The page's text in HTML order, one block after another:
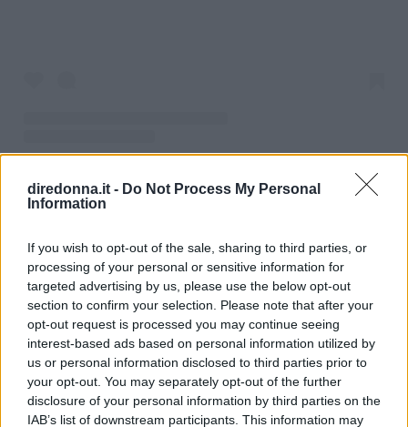
diredonna.it - Do Not Process My Personal
Information
If you wish to opt-out of the sale, sharing to third parties, or
processing of your personal or sensitive information for
targeted advertising by us, please use the below opt-out
section to confirm your selection. Please note that after your
opt-out request is processed you may continue seeing
interest-based ads based on personal information utilized by
us or personal information disclosed to third parties prior to
your opt-out. You may separately opt-out of the further
disclosure of your personal information by third parties on the
IAB’s list of downstream participants. This information may
Un post condiviso da Giorgio Armani (@giorgioarmani)
La super modella portoghese
Sara Sampaio
porta sul red carpet l’eleganza di un long dress
della collezione Giorgio Armani Privé. La
particolarità del look sta nella serie di strisce in
prezioso velluto nero che si alternano lungo
l’abito completato da preziose spalline
arricchite da strass bianchi e neri.